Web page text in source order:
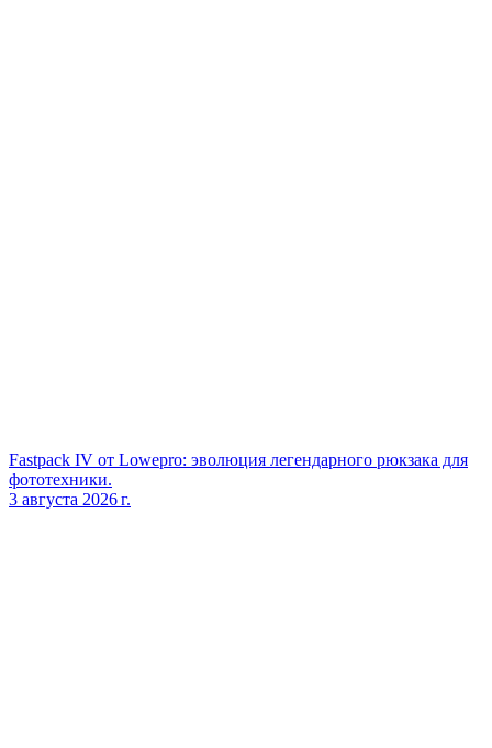
Fastpack IV от Lowepro: эволюция легендарного рюкзака для
фототехники.
3 августа 2026 г.